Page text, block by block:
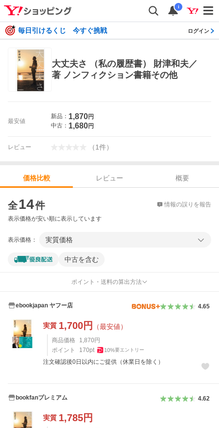
i
毎日引けるくじ 今すぐ挑戦 ログイン
大丈夫さ （私の履歴書） 財津和夫／
著 ノンフィクション書籍その他
最安値
新品： 1,870円
中古： 1,680円
レビュー （1件）
価格比較 レビュー
概要
全14件 情報の誤りを報告
表示価格が安い順に表示しています
表示価格： 実質価格
中古を含む
ポイント・送料の算出方法
ebookjapan ヤフー店 4.65
実質 1,700円 （最安値）
商品価格 1,870 円
ポイント
170pt 10%要エントリー
注文確認後0日以内にご提供（休業日を除く）
bookfanプレミアム 4.62
実質 1,785円